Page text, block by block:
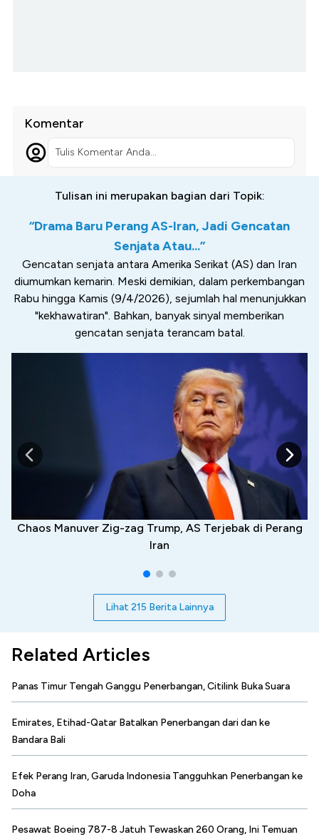
Komentar
Tulis Komentar Anda...
Tulisan ini merupakan bagian dari Topik:
“Drama Baru Perang AS-Iran, Jadi Gencatan
Senjata Atau...”
Gencatan senjata antara Amerika Serikat (AS) dan Iran
diumumkan kemarin. Meski demikian, dalam perkembangan
Rabu hingga Kamis (9/4/2026), sejumlah hal menunjukkan
"kekhawatiran". Bahkan, banyak sinyal memberikan
gencatan senjata terancam batal.
Chaos Manuver Zig-zag Trump, AS Terjebak di Perang
Iran
Lihat 215 Berita Lainnya
Related Articles
Panas Timur Tengah Ganggu Penerbangan, Citilink Buka Suara
Emirates, Etihad-Qatar Batalkan Penerbangan dari dan ke
Bandara Bali
Efek Perang Iran, Garuda Indonesia Tangguhkan Penerbangan ke
Doha
Pesawat Boeing 787-8 Jatuh Tewaskan 260 Orang, Ini Temuan